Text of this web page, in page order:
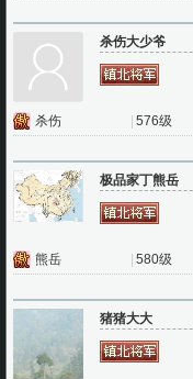
杀伤大少爷
杀伤 576级
极品家丁熊岳
熊岳 580级
猪猪大大